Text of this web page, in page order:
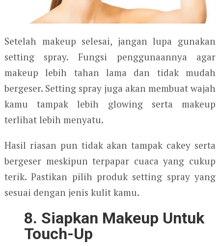
Setelah makeup selesai, jangan lupa gunakan
setting spray. Fungsi penggunaannya agar
makeup lebih tahan lama dan tidak mudah
bergeser. Setting spray juga akan membuat wajah
kamu tampak lebih glowing serta makeup
terlihat lebih menyatu.
Hasil riasan pun tidak akan tampak cakey serta
bergeser meskipun terpapar cuaca yang cukup
terik. Pastikan pilih produk setting spray yang
sesuai dengan jenis kulit kamu.
8. Siapkan Makeup Untuk
Touch-Up